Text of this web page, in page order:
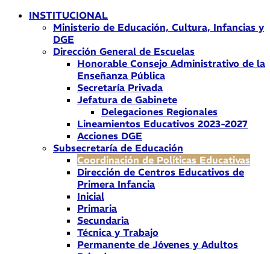
INSTITUCIONAL
Ministerio de Educación, Cultura, Infancias y
DGE
Dirección General de Escuelas
Honorable Consejo Administrativo de la
Enseñanza Pública
Secretaría Privada
Jefatura de Gabinete
Delegaciones Regionales
Lineamientos Educativos 2023-2027
Acciones DGE
Subsecretaría de Educación
Coordinación de Políticas Educativas
Dirección de Centros Educativos de
Primera Infancia
Inicial
Primaria
Secundaria
Técnica y Trabajo
Permanente de Jóvenes y Adultos